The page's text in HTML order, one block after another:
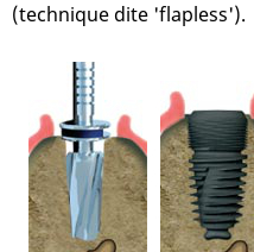
(technique dite 'flapless').